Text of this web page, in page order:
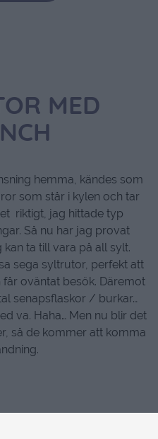
MED
hemma, kändes som
som står i kylen och tar
riktigt, jag hittade typ
Så nu har jag provat
ta till vara på all sylt.
sega syltrutor, perfekt att
oväntat besök. Däremot
senapsflaskor / burkar…
va. Haha… Men nu blir det
så de kommer att komma